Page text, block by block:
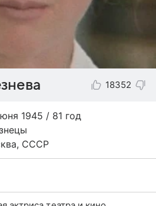
18352
1945 / 81 год
СССР